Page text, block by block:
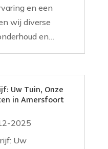
en een
wij diverse
en…
Uw Tuin, Onze
in Amersfoort
2025
Uw